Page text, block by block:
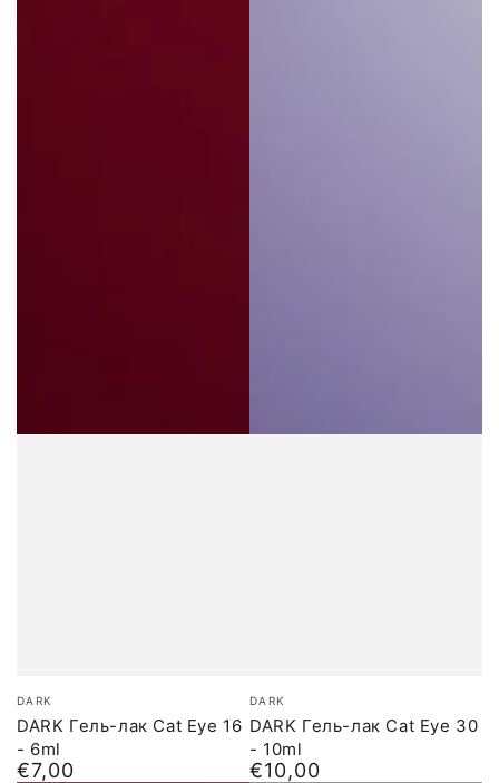
Бренд:
DARK
DARK Гель-лак Cat Eye 16
- 6ml
Обычная
€7,00
Бренд:
DARK
DARK Гель-лак Cat Eye 30
- 10ml
Обычная
€10,00